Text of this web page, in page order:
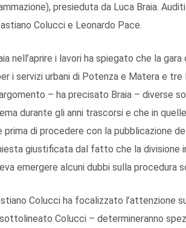
presieduta da Luca Braia.
Colucci e Leonardo Pace.
nell’aprire i lavori ha spiegato che la
i servizi urbani di Potenza e Matera e
– ha precisato Braia – diverse
durante gli anni trascorsi e che in
di procedere con la pubblicazione
giustificata dal fatto che la divisione
emergere alcuni dubbi sulla procedura
Colucci ha focalizzato l’attenzione
Colucci – determineranno